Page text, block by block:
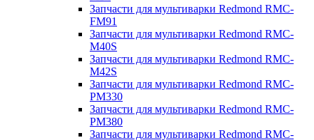
Запчасти для мультиварки Redmond RMC-
FM91
Запчасти для мультиварки Redmond RMC-
M40S
Запчасти для мультиварки Redmond RMC-
M42S
Запчасти для мультиварки Redmond RMC-
PM330
Запчасти для мультиварки Redmond RMC-
PM380
Запчасти для мультиварки Redmond RMC-